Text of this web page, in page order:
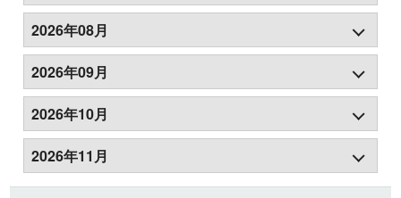
2026年08月
2026年09月
2026年10月
2026年11月